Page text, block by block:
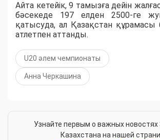
Айта кетейік, 9 тамызға дейін
бәсекеде 197 елден 2500-ге
қатысуда, ал Қазақстан құрамасы
атлетпен аттанды.
U20 әлем чемпионаты
Анна Черкашина
Узнайте первым о важных новостях
Казахстана на нашей